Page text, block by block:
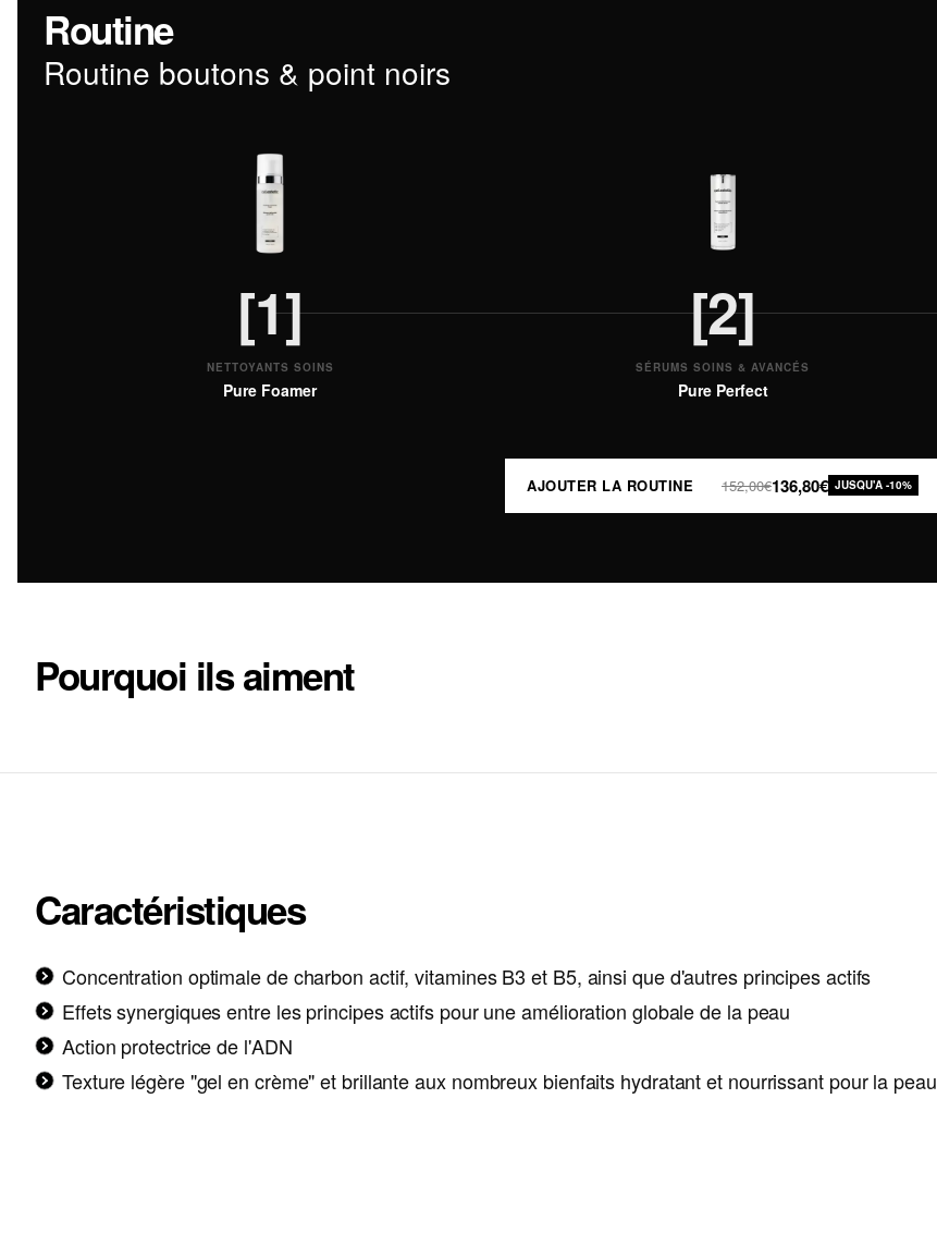
Routine
Routine boutons & point noirs
[1]
NETTOYANTS SOINS
Pure Foamer
[2]
SÉRUMS SOINS & AVANCÉS
Pure Perfect
AJOUTER LA ROUTINE 152,00€136,80€ JUSQU'A -10%
Pourquoi ils aiment
Caractéristiques
Concentration optimalede charbon actif, vitamines B3 et B5, ainsi que d'autres principes actifs
Effets synergiquesentre les principes actifs pour une amélioration globale de la peau
Action protectrice de l'ADN
Texture légère "gel en crème" et brillanteaux nombreux bienfaits hydratant et nourrissant pour la peau